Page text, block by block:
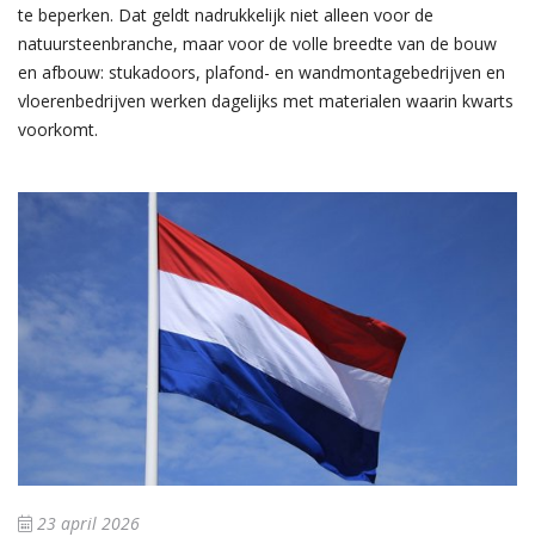
te beperken. Dat geldt nadrukkelijk niet alleen voor de
natuursteenbranche, maar voor de volle breedte van de bouw
en afbouw: stukadoors, plafond- en wandmontagebedrijven en
vloerenbedrijven werken dagelijks met materialen waarin kwarts
voorkomt.
23 april 2026